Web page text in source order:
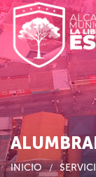
Skip to main
INICIO